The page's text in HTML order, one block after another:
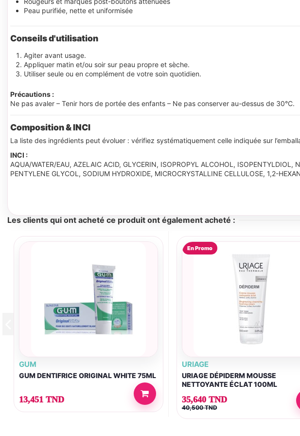
Peau purifiée, nette et uniformisée
Conseils d'utilisation
Agiter avant usage.
Appliquer matin et/ou soir sur peau propre et sèche.
Utiliser seule ou en complément de votre soin quotidien.
Précautions :
Ne pas avaler – Tenir hors de portée des enfants – Ne pas conserver au-dessus de 30°C.
Composition & INCI
La liste des ingrédients peut évoluer : vérifiez systématiquement celle indiquée sur
INCI :
AQUA/WATER/EAU, AZELAIC ACID, GLYCERIN, ISOPROPYL ALCOHOL,
PENTYLENE GLYCOL, SODIUM HYDROXIDE, MICROCRYSTALLINE CELLULOSE, 1,2-
Les clients qui ont acheté ce produit ont également acheté :
GUM
GUM DENTIFRICE ORIGINAL WHITE 75ML
13,451 TND
En Promo
URIAGE
URIAGE DÉPIDERM MOUSSE
NETTOYANTE ÉCLAT 100ML
35,640 TND
40,500 TND